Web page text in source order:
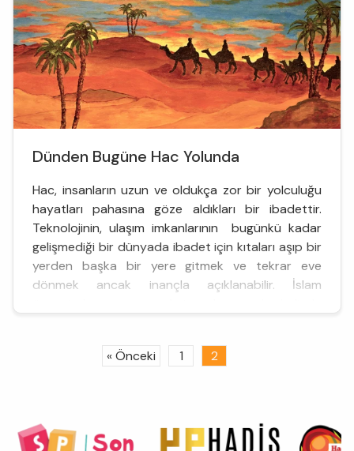
Dünden Bugüne Hac Yolunda
Hac, insanların uzun ve oldukça zor bir yolculuğu
hayatları pahasına göze aldıkları bir ibadettir.
Teknolojinin, ulaşım imkanlarının bugünkü kadar
gelişmediği bir dünyada ibadet için kıtaları aşıp bir
yerden başka bir yere gitmek ve tekrar eve
dönmek ancak inançla açıklanabilir. İslam
« Önceki
1 2